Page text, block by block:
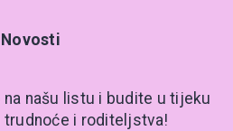
Novosti
našu listu i budite u tijeku
i roditeljstva!